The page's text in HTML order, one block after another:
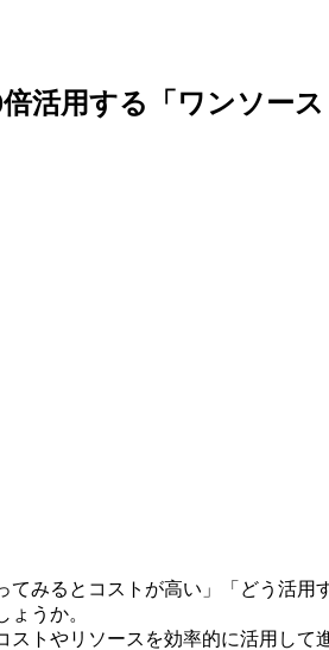
活用する「ワンソー
みるとコストが高い」「どう活
うか。
トやリソースを効率的に活用して